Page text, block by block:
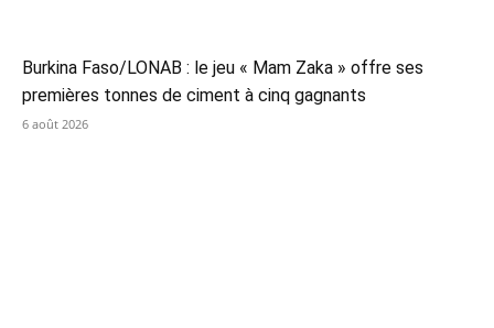
Burkina Faso/LONAB : le jeu « Mam Zaka » offre ses
premières tonnes de ciment à cinq gagnants
6 août 2026